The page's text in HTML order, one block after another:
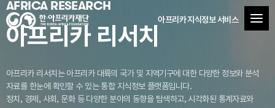
아프리카 지식정보 서비스
AFRICA RESEARCH
아프리카 리서치
아프리카 리서치는 아프리카 대륙의 국가 및 지역기구에 대한 다양한 정보와 분석
자료를 한눈에 확인할 수 있는 통합 지식정보 플랫폼입니다.
정치, 경제, 사회, 문화 등 다양한 분야의 동향을 탐색하고, 시각화된 통계자료와